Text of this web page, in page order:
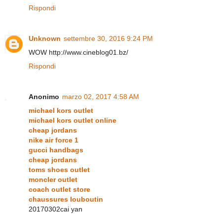
Rispondi
Unknown settembre 30, 2016 9:24 PM
WOW http://www.cineblog01.bz/
Rispondi
Anonimo marzo 02, 2017 4:58 AM
michael kors outlet
michael kors outlet online
cheap jordans
nike air force 1
gucci handbags
cheap jordans
toms shoes outlet
moncler outlet
coach outlet store
chaussures louboutin
20170302cai yan